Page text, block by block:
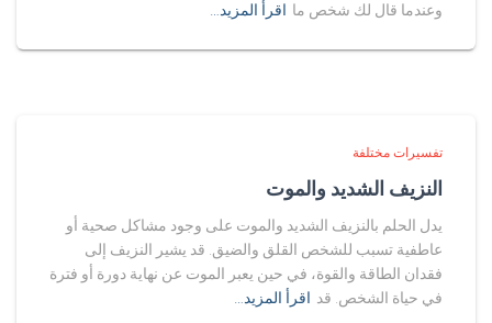
وعندما قال لك شخص ما اقرأ المزيد…
تفسيرات مختلفة
النزيف الشديد والموت
يدل الحلم بالنزيف الشديد والموت على وجود مشاكل صحية أو
عاطفية تسبب للشخص القلق والضيق. قد يشير النزيف إلى
فقدان الطاقة والقوة، في حين يعبر الموت عن نهاية دورة أو فترة
في حياة الشخص. قد اقرأ المزيد…